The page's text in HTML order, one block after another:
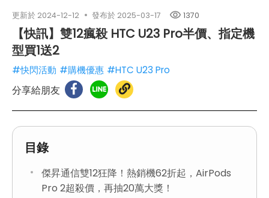
更新於 2024-12-12 發布於 2025-03-17 1370
【快訊】雙12瘋殺 HTC U23 Pro半價、指定機
型買1送2
#快閃活動 #購機優惠 #HTC U23 Pro
分享給朋友
目錄
傑昇通信雙12狂降！熱銷機62折起，AirPods
Pro 2超殺價，再抽20萬大獎！